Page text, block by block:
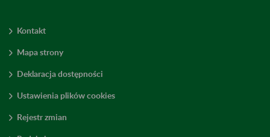
Kontakt
Mapa strony
Deklaracja dostępności
Ustawienia plików cookies
Rejestr zmian